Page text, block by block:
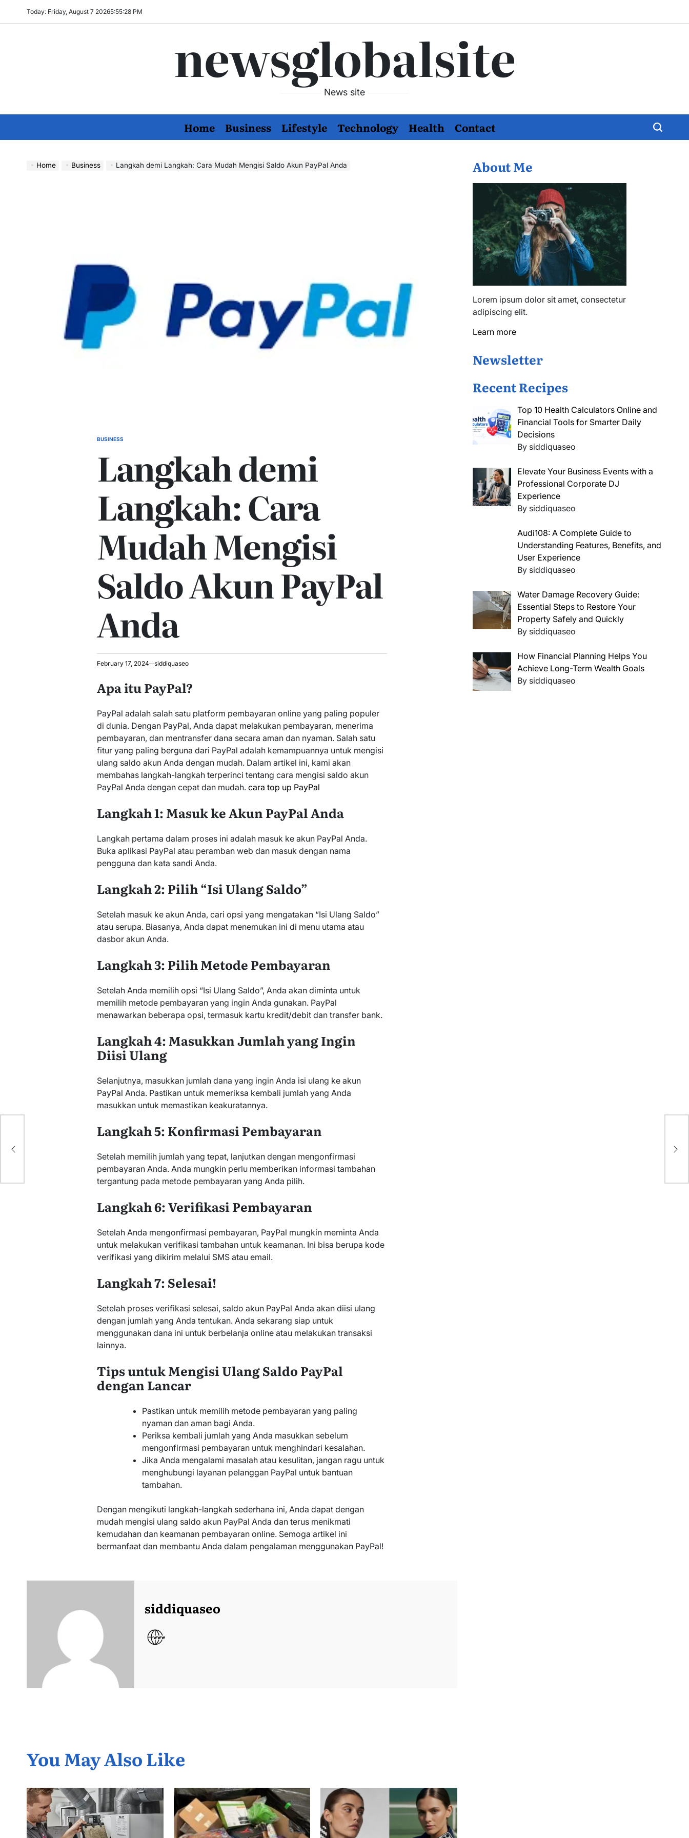
Today: Friday, August 7 20265:55:29 PM
newsglobalsite
News site
Home Business Lifestyle Technology Health Contact
Home Business Langkah demi Langkah: Cara Mudah Mengisi Saldo Akun PayPal Anda
POSTED
BUSINESS
Langkah demi
Langkah: Cara
Mudah Mengisi
Saldo Akun PayPal
Anda
February 17, 2024 siddiquaseo
Apa itu PayPal?
PayPal adalah salah satu platform pembayaran online yang paling populer
di dunia. Dengan PayPal, Anda dapat melakukan pembayaran, menerima
pembayaran, dan mentransfer dana secara aman dan nyaman. Salah satu
fitur yang paling berguna dari PayPal adalah kemampuannya untuk mengisi
ulang saldo akun Anda dengan mudah. Dalam artikel ini, kami akan
membahas langkah-langkah terperinci tentang cara mengisi saldo akun
PayPal Anda dengan cepat dan mudah. cara top up PayPal
Langkah 1: Masuk ke Akun PayPal Anda
Langkah pertama dalam proses ini adalah masuk ke akun PayPal Anda.
Buka aplikasi PayPal atau peramban web dan masuk dengan nama
pengguna dan kata sandi Anda.
Langkah 2: Pilih “Isi Ulang Saldo”
Setelah masuk ke akun Anda, cari opsi yang mengatakan “Isi Ulang Saldo”
atau serupa. Biasanya, Anda dapat menemukan ini di menu utama atau
dasbor akun Anda.
Langkah 3: Pilih Metode Pembayaran
Setelah Anda memilih opsi “Isi Ulang Saldo”, Anda akan diminta untuk
memilih metode pembayaran yang ingin Anda gunakan. PayPal
menawarkan beberapa opsi, termasuk kartu kredit/debit dan transfer bank.
Langkah 4: Masukkan Jumlah yang Ingin
Diisi Ulang
Selanjutnya, masukkan jumlah dana yang ingin Anda isi ulang ke akun
PayPal Anda. Pastikan untuk memeriksa kembali jumlah yang Anda
masukkan untuk memastikan keakuratannya.
Langkah 5: Konfirmasi Pembayaran
Setelah memilih jumlah yang tepat, lanjutkan dengan mengonfirmasi
pembayaran Anda. Anda mungkin perlu memberikan informasi tambahan
tergantung pada metode pembayaran yang Anda pilih.
Langkah 6: Verifikasi Pembayaran
Setelah Anda mengonfirmasi pembayaran, PayPal mungkin meminta Anda
untuk melakukan verifikasi tambahan untuk keamanan. Ini bisa berupa kode
verifikasi yang dikirim melalui SMS atau email.
Langkah 7: Selesai!
Setelah proses verifikasi selesai, saldo akun PayPal Anda akan diisi ulang
dengan jumlah yang Anda tentukan. Anda sekarang siap untuk
menggunakan dana ini untuk berbelanja online atau melakukan transaksi
lainnya.
Tips untuk Mengisi Ulang Saldo PayPal
dengan Lancar
Pastikan untuk memilih metode pembayaran yang paling
nyaman dan aman bagi Anda.
Periksa kembali jumlah yang Anda masukkan sebelum
mengonfirmasi pembayaran untuk menghindari kesalahan.
Jika Anda mengalami masalah atau kesulitan, jangan ragu untuk
menghubungi layanan pelanggan PayPal untuk bantuan
tambahan.
Dengan mengikuti langkah-langkah sederhana ini, Anda dapat dengan
mudah mengisi ulang saldo akun PayPal Anda dan terus menikmati
kemudahan dan keamanan pembayaran online. Semoga artikel ini
bermanfaat dan membantu Anda dalam pengalaman menggunakan PayPal!
siddiquaseo
You May Also Like
About Me
Lorem ipsum dolor sit amet, consectetur
adipiscing elit.
Learn more
Newsletter
Recent Recipes
Top 10 Health Calculators Online and
Financial Tools for Smarter Daily
Decisions
By siddiquaseo
Elevate Your Business Events with a
Professional Corporate DJ
Experience
By siddiquaseo
Audi108: A Complete Guide to
Understanding Features, Benefits, and
User Experience
By siddiquaseo
Water Damage Recovery Guide:
Essential Steps to Restore Your
Property Safely and Quickly
By siddiquaseo
How Financial Planning Helps You
Achieve Long-Term Wealth Goals
By siddiquaseo